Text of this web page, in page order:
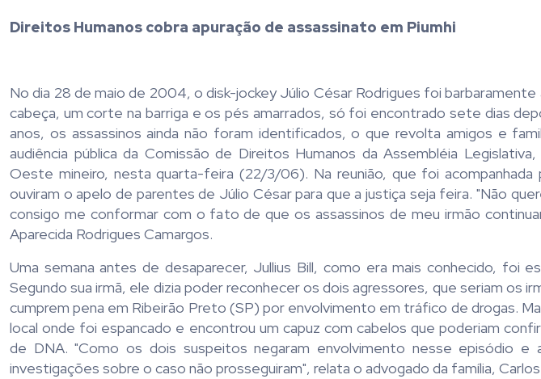
Direitos Humanos cobra apuração de assassinato em Piumhi
No dia 28 de maio de 2004, o disk-jockey Júlio César Rodrigues foi
cabeça, um corte na barriga e os pés amarrados, só foi encontrado sete dias
anos, os assassinos ainda não foram identificados, o que revolta amigos e
audiência pública da Comissão de Direitos Humanos da Assembléia
Oeste mineiro, nesta quarta-feira (22/3/06). Na reunião, que foi
ouviram o apelo de parentes de Júlio César para que a justiça seja feira. "Não
consigo me conformar com o fato de que os assassinos de meu irmão
Aparecida Rodrigues Camargos.
Uma semana antes de desaparecer, Jullius Bill, como era mais conhecido, foi
Segundo sua irmã, ele dizia poder reconhecer os dois agressores, que seriam os
cumprem pena em Ribeirão Preto (SP) por envolvimento em tráfico de drogas.
local onde foi espancado e encontrou um capuz com cabelos que poderiam
de DNA. "Como os dois suspeitos negaram envolvimento nesse episódio e
investigações sobre o caso não prosseguiram", relata o advogado da família,